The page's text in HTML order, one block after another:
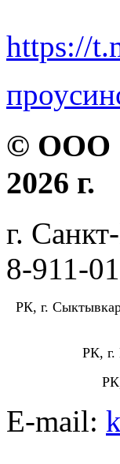
https://
© ООО
2026 г.
г.
8-911-
РК, г.
РК, г.
E-mail: